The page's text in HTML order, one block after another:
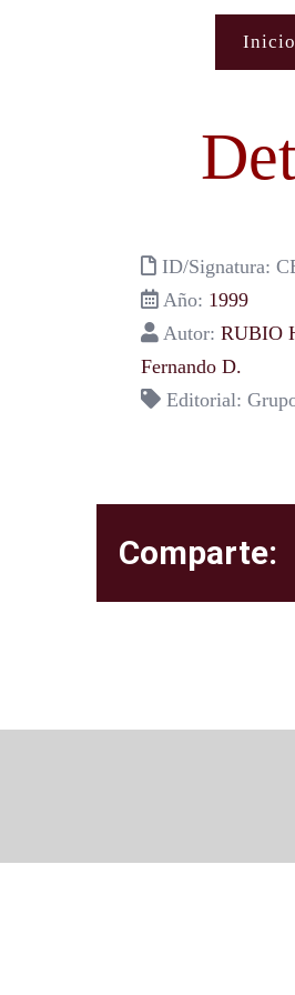
Inicio
ID/Signatura:
Año: 1999
Autor: RUBIO
Fernando D.
Editorial:
Comparte: